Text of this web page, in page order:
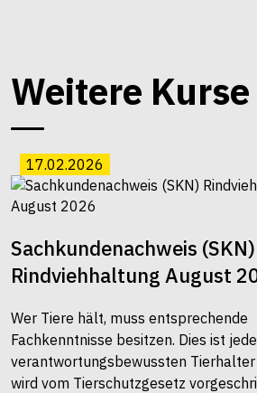
Weitere Kurse
17.02.2026
Sachkundenachweis (SKN)
Rindviehhaltung August
Wer Tiere hält, muss entsprechende
Fachkenntnisse besitzen. Dies ist
verantwortungsbewussten
wird vom Tierschutzgesetz